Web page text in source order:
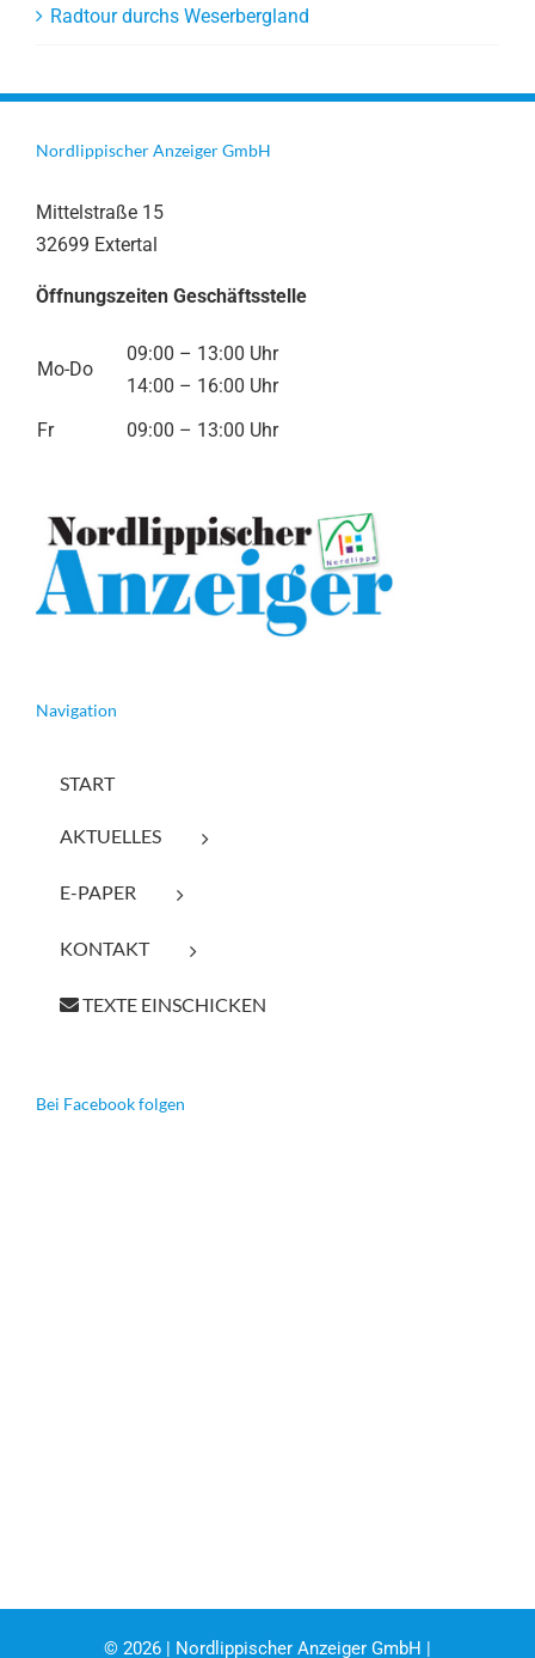
Radtour durchs Weserbergland
Nordlippischer Anzeiger GmbH
Mittelstraße 15
32699 Extertal
Öffnungszeiten Geschäftsstelle
Mo-Do
09:00 – 13:00 Uhr
14:00 – 16:00 Uhr
Fr
09:00 – 13:00 Uhr
Navigation
START
AKTUELLES
E-PAPER
KONTAKT
TEXTE EINSCHICKEN
Bei Facebook folgen
© 2026 | Nordlippischer Anzeiger GmbH |